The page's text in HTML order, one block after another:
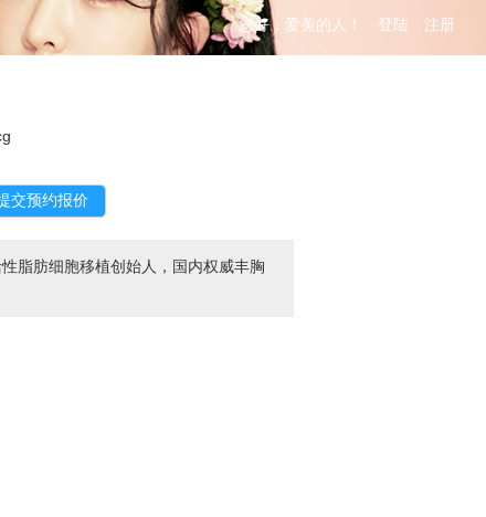
您好，爱美的人！ 登陆 注册
脂肪细胞移植创始人，国内权威丰胸